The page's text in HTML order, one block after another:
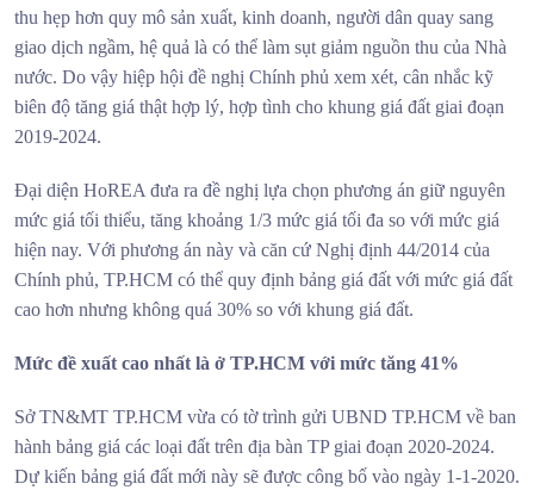
thu hẹp hơn quy mô sản xuất, kinh doanh, người dân quay sang
giao dịch ngầm, hệ quả là có thể làm sụt giảm nguồn thu của Nhà
nước. Do vậy hiệp hội đề nghị Chính phủ xem xét, cân nhắc kỹ
biên độ tăng giá thật hợp lý, hợp tình cho khung giá đất giai đoạn
2019-2024.
Đại diện HoREA đưa ra đề nghị lựa chọn phương án giữ nguyên
mức giá tối thiểu, tăng khoảng 1/3 mức giá tối đa so với mức giá
hiện nay. Với phương án này và căn cứ Nghị định 44/2014 của
Chính phủ, TP.HCM có thể quy định bảng giá đất với mức giá đất
cao hơn nhưng không quá 30% so với khung giá đất.
Mức đề xuất cao nhất là ở TP.HCM với mức tăng 41%
Sở TN&MT TP.HCM vừa có tờ trình gửi UBND TP.HCM về ban
hành bảng giá các loại đất trên địa bàn TP giai đoạn 2020-2024.
Dự kiến bảng giá đất mới này sẽ được công bố vào ngày 1-1-2020.